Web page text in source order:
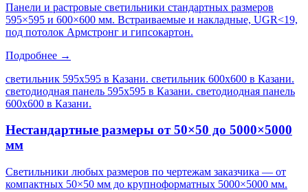
Панели и растровые светильники стандартных размеров
595×595 и 600×600 мм. Встраиваемые и накладные, UGR<19,
под потолок Армстронг и гипсокартон.
Подробнее →
светильник 595х595 в Казани. светильник 600х600 в Казани.
светодиодная панель 595х595 в Казани. светодиодная панель
600х600 в Казани.
Нестандартные размеры от 50×50 до 5000×5000
мм
Светильники любых размеров по чертежам заказчика — от
компактных 50×50 мм до крупноформатных 5000×5000 мм.